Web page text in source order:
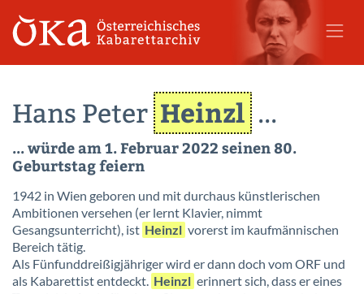
Hans Peter Heinzl ...
... würde am 1. Februar 2022 seinen 80.
Geburtstag feiern
1942 in Wien geboren und mit durchaus künstlerischen
Ambitionen versehen (er lernt Klavier, nimmt
Gesangsunterricht), ist Heinzl vorerst im kaufmännischen
Bereich tätig.
Als Fünfunddreißigjähriger wird er dann doch vom ORF und
als Kabarettist entdeckt. Heinzl erinnert sich, dass er eines